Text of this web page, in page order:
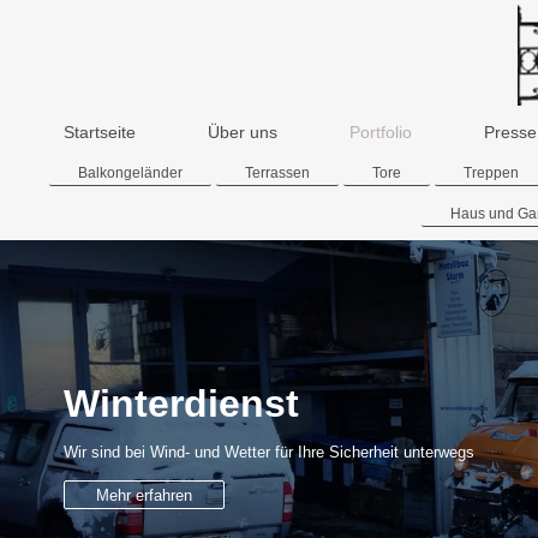
Startseite Über uns Portfolio Presse
Balkongeländer Terrassen Tore Treppen
Haus und
Winterdienst
Wir sind bei Wind- und Wetter für Ihre Sicherheit unterwegs
Mehr erfahren